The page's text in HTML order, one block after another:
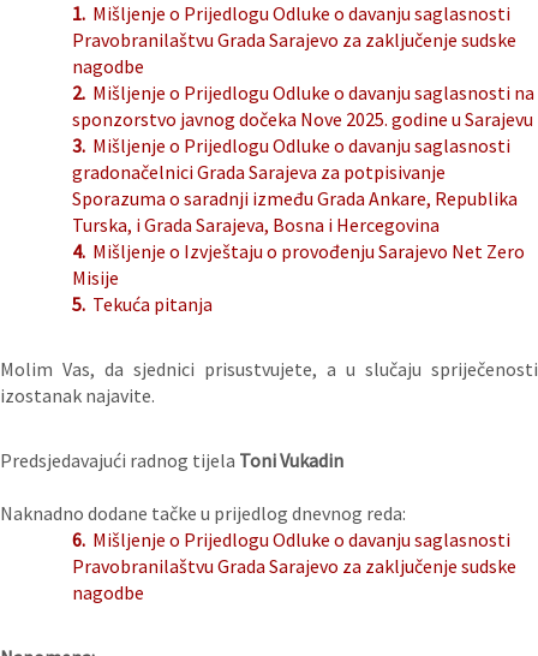
1. Mišljenje o Prijedlogu Odluke o davanju saglasnosti
Pravobranilaštvu Grada Sarajevo za zaključenje sudske
nagodbe
2. Mišljenje o Prijedlogu Odluke o davanju saglasnosti na
sponzorstvo javnog dočeka Nove 2025. godine u Sarajevu
3. Mišljenje o Prijedlogu Odluke o davanju saglasnosti
gradonačelnici Grada Sarajeva za potpisivanje
Sporazuma o saradnji između Grada Ankare, Republika
Turska, i Grada Sarajeva, Bosna i Hercegovina
4. Mišljenje o Izvještaju o provođenju Sarajevo Net Zero
Misije
5. Tekuća pitanja
Molim Vas, da sjednici prisustvujete, a u slučaju spriječenosti
izostanak najavite.
Predsjedavajući radnog tijela Toni Vukadin
Naknadno dodane tačke u prijedlog dnevnog reda:
6. Mišljenje o Prijedlogu Odluke o davanju saglasnosti
Pravobranilaštvu Grada Sarajevo za zaključenje sudske
nagodbe